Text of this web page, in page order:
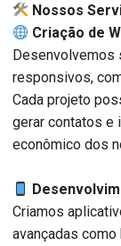
Nossos
Criação de
responsivos,
Cada projeto
gerar contatos e
econômico dos
Criamos
avançadas